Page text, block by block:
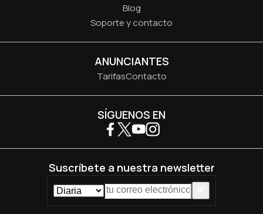
Blog
Soporte y contacto
ANUNCIANTES
TarifasContacto
SÍGUENOS EN
Suscríbete a nuestra newsletter